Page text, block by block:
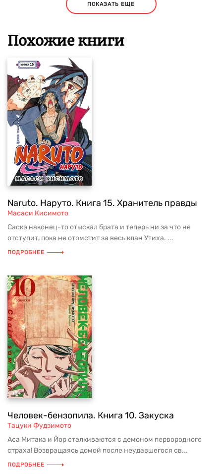
ПОКАЗАТЬ ЕЩЕ
Похожие книги
Naruto. Наруто. Книга 15. Хранитель правды
Масаси Кисимото
Саскэ наконец-то отыскал брата и теперь ни за что не
отступит, пока не отомстит за весь клан Утиха. ...
ПОДРОБНЕЕ
Человек-бензопила. Книга 10. Закуска
Тацуки Фудзимото
Аса Митака и Йор сталкиваются с демоном первородного
страха! Возвращаясь домой после неудавшегося св...
ПОДРОБНЕЕ